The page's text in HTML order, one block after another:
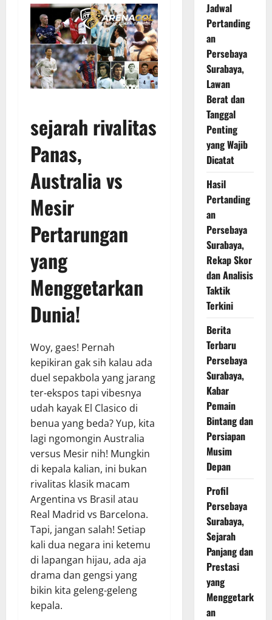
sejarah rivalitas
Panas,
Australia vs
Mesir
Pertarungan
yang
Menggetarkan
Dunia!
Woy, gaes! Pernah
kepikiran gak sih kalau ada
duel sepakbola yang jarang
ter-ekspos tapi vibesnya
udah kayak El Clasico di
benua yang beda? Yup, kita
lagi ngomongin Australia
versus Mesir nih! Mungkin
di kepala kalian, ini bukan
rivalitas klasik macam
Argentina vs Brasil atau
Real Madrid vs Barcelona.
Tapi, jangan salah! Setiap
kali dua negara ini ketemu
di lapangan hijau, ada aja
drama dan gengsi yang
bikin kita geleng-geleng
kepala.
Jadwal
Pertanding
an
Persebaya
Surabaya,
Lawan
Berat dan
Tanggal
Penting
yang Wajib
Dicatat
Hasil
Pertanding
an
Persebaya
Surabaya,
Rekap Skor
dan Analisis
Taktik
Terkini
Berita
Terbaru
Persebaya
Surabaya,
Kabar
Pemain
Bintang dan
Persiapan
Musim
Depan
Profil
Persebaya
Surabaya,
Sejarah
Panjang dan
Prestasi
yang
Menggetark
an